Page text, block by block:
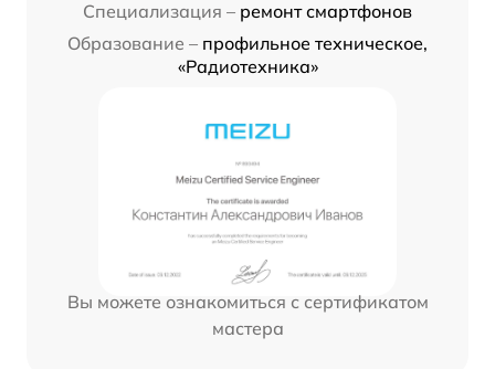
Специализация – ремонт смартфонов
Образование – профильное техническое,
«Радиотехника»
Вы можете ознакомиться с сертификатом
мастера